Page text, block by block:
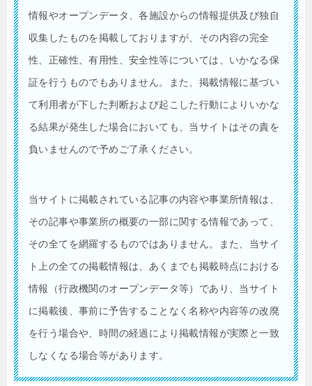
情報やオープンデータ、各施設からの情報提供及び独自
収集したものを掲載しておりますが、その内容の完全
性、正確性、有用性、安全性等については、いかなる保
証を行うものでもありません。また、掲載情報に基づい
て利用者が下した判断および起こした行動によりいかな
る結果が発生した場合においても、当サイトはその責を
負いませんので予めご了承ください。
当サイトに掲載されている記事の内容や事業所情報は、
その記事や事業所の概要の一部に関する情報であって、
その全てを網羅するものではありません。また、当サイ
ト上の全ての掲載情報は、あくまでも掲載時点における
情報（行政機関のオープンデータ等）であり、当サイト
に掲載後、事前に予告することなく名称や内容等の改廃
を行う場合や、時間の経過により掲載情報が実際と一致
しなくなる場合等があります。